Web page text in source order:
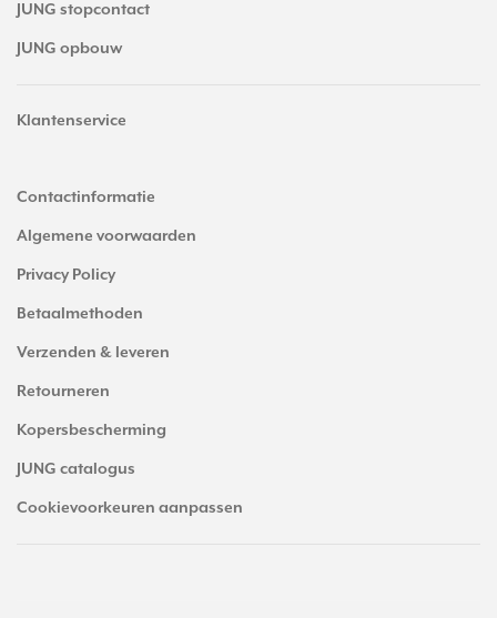
JUNG stopcontact
JUNG opbouw
Klantenservice
Contactinformatie
Algemene voorwaarden
Privacy Policy
Betaalmethoden
Verzenden & leveren
Retourneren
Kopersbescherming
JUNG catalogus
Cookievoorkeuren aanpassen